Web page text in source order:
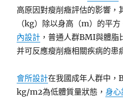
高原因對瘦削癥評估的影響，
（kg）除以身高（m）的平
內設計 ，普通人群BMI與體脂
并可反應瘦削癥相關疾病的患
會所設計在我國成年人群中，
kg/m2為低體質量狀態， 身